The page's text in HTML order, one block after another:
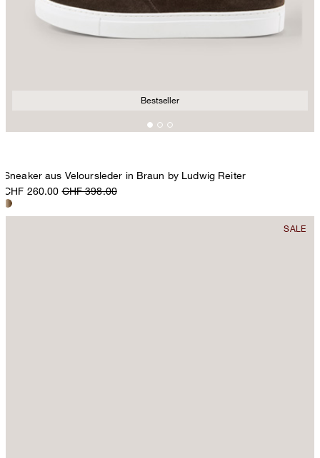
Bestseller
Sneaker aus Veloursleder in Braun by Ludwig Reiter
CHF 260.00 CHF 398.00